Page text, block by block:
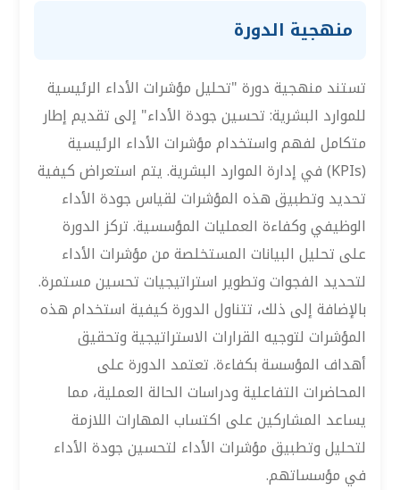
منهجية الدورة
تستند منهجية دورة "تحليل مؤشرات الأداء الرئيسية
للموارد البشرية: تحسين جودة الأداء" إلى تقديم إطار
متكامل لفهم واستخدام مؤشرات الأداء الرئيسية
(KPIs) في إدارة الموارد البشرية. يتم استعراض كيفية
تحديد وتطبيق هذه المؤشرات لقياس جودة الأداء
الوظيفي وكفاءة العمليات المؤسسية. تركز الدورة
على تحليل البيانات المستخلصة من مؤشرات الأداء
لتحديد الفجوات وتطوير استراتيجيات تحسين مستمرة.
بالإضافة إلى ذلك، تتناول الدورة كيفية استخدام هذه
المؤشرات لتوجيه القرارات الاستراتيجية وتحقيق
أهداف المؤسسة بكفاءة. تعتمد الدورة على
المحاضرات التفاعلية ودراسات الحالة العملية، مما
يساعد المشاركين على اكتساب المهارات اللازمة
لتحليل وتطبيق مؤشرات الأداء لتحسين جودة الأداء
في مؤسساتهم.